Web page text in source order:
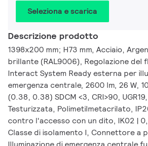
Seleziona e scarica
Descrizione prodotto
1398x200 mm; H73 mm, Acciaio,
brillante (RAL9006), Regolazione del
Interact System Ready esterna per
emergenza centrale, 2600 lm, 26 W,
(0.38, 0.38) SDCM <3, CRI>90,
Testurizzata, Polimetilmetacrilato,
contro l'accesso con un dito, IK02 |
Classe di isolamento I, Connettore a